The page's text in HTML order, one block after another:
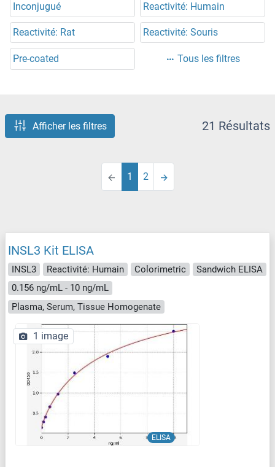
Inconjugué
Reactivité: Humain
Reactivité: Rat Reactivité: Souris
Pre-coated Tous les filtres
Afficher les filtres 21 Résultats
1 2
INSL3 Kit ELISA
INSL3 Reactivité: Humain Colorimetric
Sandwich ELISA
0.156 ng/mL - 10 ng/mL
Plasma, Serum, Tissue Homogenate
ELISA
1 image